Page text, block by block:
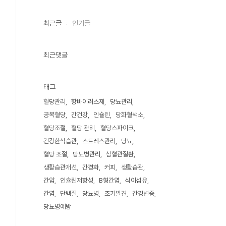
최근글 인기글
최근댓글
태그
혈당관리 항바이러스제
당뇨관리
공복혈당
간건강 인슐린
당화혈색소
혈당조절
혈당 관리
혈당스파이크
건강한식습관
스트레스관리
당뇨
혈당 조절
당뇨병관리
심혈관질환
생활습관개선
간경화 커피
생활습관
간암
인슐린저항성 B형간염
식이섬유
간염
단백질 당뇨병 조기발견
간경변증
당뇨병예방